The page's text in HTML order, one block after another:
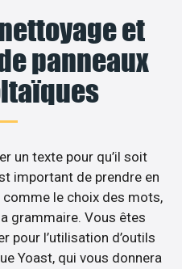
et
panneaux
un texte pour qu’il soit
important de prendre en
le choix des mots,
grammaire. Vous êtes
pour l’utilisation d’outils
Yoast, qui vous donnera